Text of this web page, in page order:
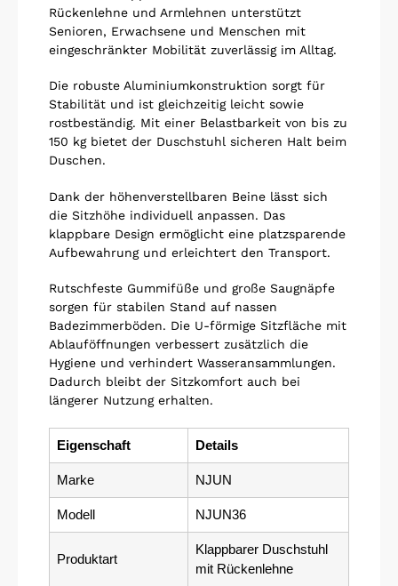
Rückenlehne und Armlehnen unterstützt
Senioren, Erwachsene und Menschen mit
eingeschränkter Mobilität zuverlässig im Alltag.
Die robuste Aluminiumkonstruktion sorgt für
Stabilität und ist gleichzeitig leicht sowie
rostbeständig. Mit einer Belastbarkeit von bis zu
150 kg bietet der Duschstuhl sicheren Halt beim
Duschen.
Dank der höhenverstellbaren Beine lässt sich
die Sitzhöhe individuell anpassen. Das
klappbare Design ermöglicht eine platzsparende
Aufbewahrung und erleichtert den Transport.
Rutschfeste Gummifüße und große Saugnäpfe
sorgen für stabilen Stand auf nassen
Badezimmerböden. Die U-förmige Sitzfläche mit
Ablauföffnungen verbessert zusätzlich die
Hygiene und verhindert Wasseransammlungen.
Dadurch bleibt der Sitzkomfort auch bei
längerer Nutzung erhalten.
Eigenschaft Details
Marke NJUN
Modell NJUN36
Produktart
Klappbarer Duschstuhl
mit Rückenlehne